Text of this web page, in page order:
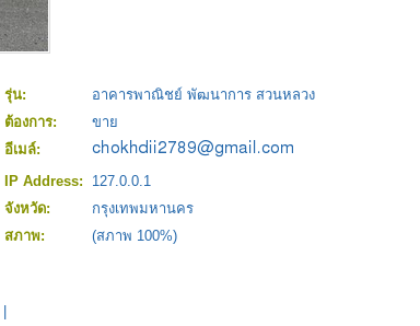
รุ่น:
อาคารพาณิชย์ พัฒนาการ สวนหลวง
ต้องการ:
ขาย
อีเมล์:
IP Address:
127.0.0.1
จังหวัด:
กรุงเทพมหานคร
สภาพ:
(สภาพ 100%)